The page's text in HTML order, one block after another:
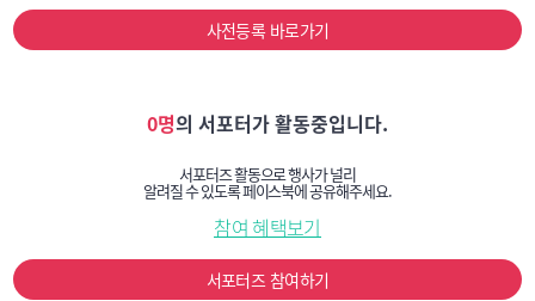
사전등록 바로가기
0명의 서포터가 활동중입니다.
서포터즈 활동으로 행사가 널리
알려질 수 있도록 페이스북에 공유해주세요.
참여 혜택보기
서포터즈 참여하기